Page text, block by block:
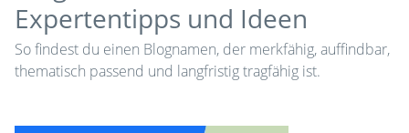
Expertentipps und Ideen
So findest du einen Blognamen, der merkfähig, auffindbar,
thematisch passend und langfristig tragfähig ist.